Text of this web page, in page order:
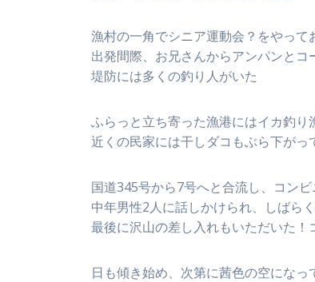
漁村の一角でシニア運動会？をやって
出発間際、お兄さんからアンパンと
堤防には多くの釣り人がいた
ふらっと立ち寄った漁港にはイカ釣
近くの民家には干しダコもぶら下が
国道345号から7号へと合流し、コン
中年男性2人に話しかけられ、しばら
最後に沢山の差し入れもいただいた！
日も傾き始め、次第に茜色の空になっ